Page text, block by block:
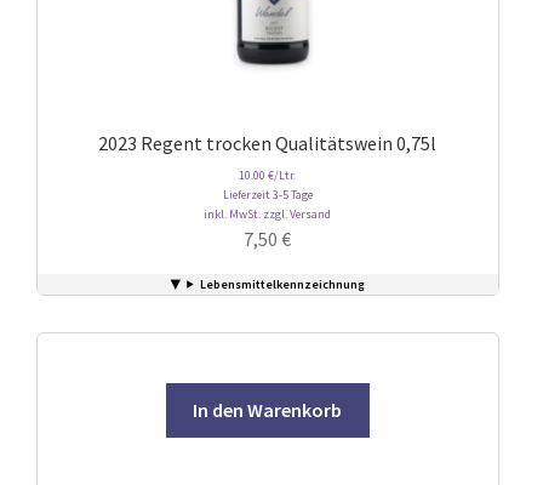
2023 Regent trocken Qualitätswein 0,75l
10.00 €/Ltr.
Lieferzeit 3-5 Tage
inkl. MwSt. zzgl. Versand
7,50€
Lebensmittelkennzeichnung
In den Warenkorb